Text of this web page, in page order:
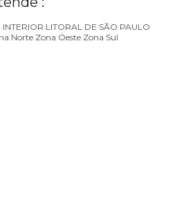
INTERIOR LITORAL DE SÃO PAULO
Norte Zona Oeste Zona Sul